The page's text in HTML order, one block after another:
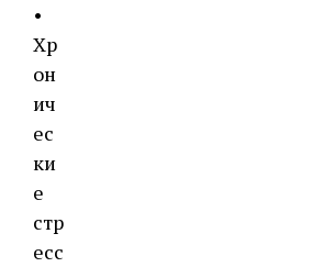
•
Хр
он
ич
ес
ки
е
стр
есс